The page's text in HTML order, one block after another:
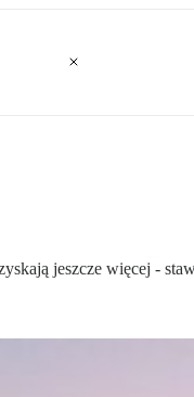
jeszcze więcej -